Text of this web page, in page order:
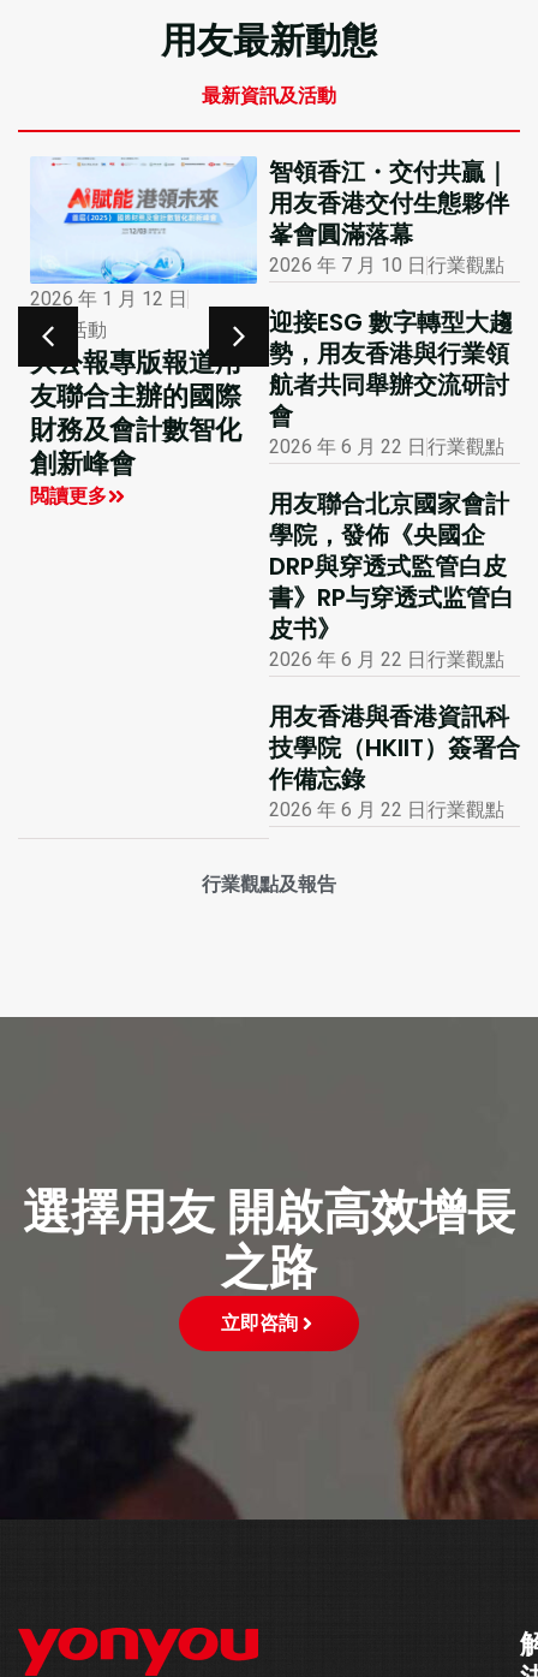
用友最新動態
最新資訊及活動
行業觀點及報告
2026 年 1 月 12 日
市場活動
大公報專版報道用
友聯合主辦的國際
財務及會計數智化
創新峰會
閲讀更多
最新動態
用友FSSC榮膺「財
界奧斯卡」CGMA
大獎，智能財務新
標桿
閲讀更多
智領香江・交付共贏｜
用友香港交付生態夥伴
峯會圓滿落幕
2026 年 7 月 10 日 行業觀點
迎接ESG 數字轉型大趨
勢，用友香港與行業領
航者共同舉辦交流研討
會
2026 年 6 月 22 日 行業觀點
用友聯合北京國家會計
學院，發佈《央國企
DRP與穿透式監管白皮
書》RP与穿透式监管白
皮书》
2026 年 6 月 22 日 行業觀點
用友香港與香港資訊科
技學院（HKIIT）簽署合
作備忘錄
2026 年 6 月 22 日 行業觀點
選擇用友 開啟高效增長
之路
立即咨詢